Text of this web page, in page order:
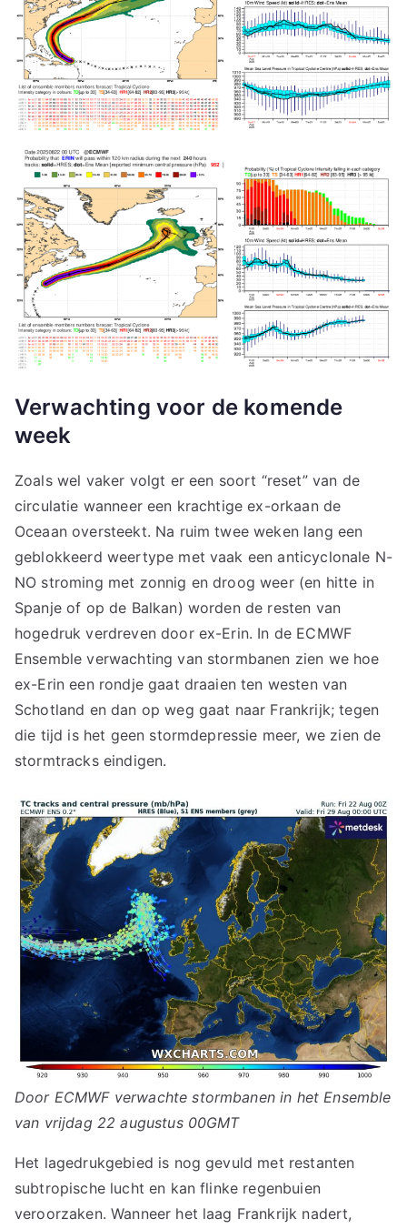
Verwachting voor de komende
week
Zoals wel vaker volgt er een soort “reset” van de
circulatie wanneer een krachtige ex-orkaan de
Oceaan oversteekt. Na ruim twee weken lang een
geblokkeerd weertype met vaak een anticyclonale N-
NO stroming met zonnig en droog weer (en hitte in
Spanje of op de Balkan) worden de resten van
hogedruk verdreven door ex-Erin. In de ECMWF
Ensemble verwachting van stormbanen zien we hoe
ex-Erin een rondje gaat draaien ten westen van
Schotland en dan op weg gaat naar Frankrijk; tegen
die tijd is het geen stormdepressie meer, we zien de
stormtracks eindigen.
Door ECMWF verwachte stormbanen in het Ensemble
van vrijdag 22 augustus 00GMT
Het lagedrukgebied is nog gevuld met restanten
subtropische lucht en kan flinke regenbuien
veroorzaken. Wanneer het laag Frankrijk nadert,